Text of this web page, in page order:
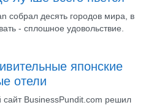
собрал десять городов мира, в
- сплошное удовольствие.
японские
отели
сайт BusinessPundit.com решил